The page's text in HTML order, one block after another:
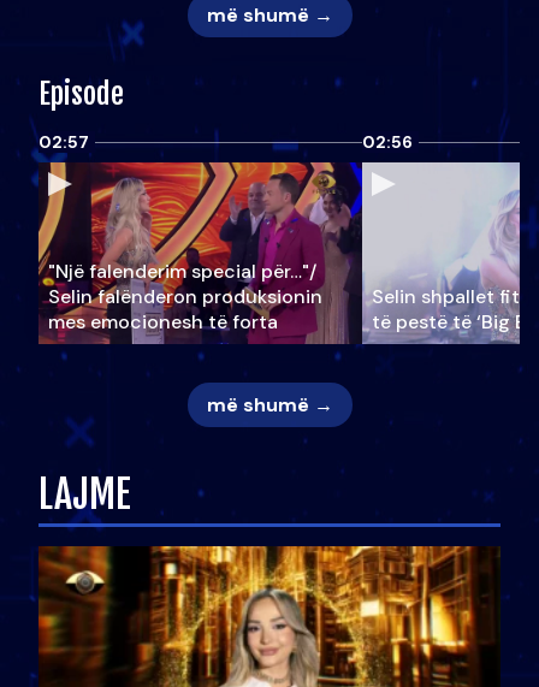
më shumë →
Episode
02:57
"Një falenderim special për…"/
Selin falënderon produksionin
mes emocionesh të forta
02:56
Selin shpallet
të pestë të ‘Big
më shumë →
LAJME